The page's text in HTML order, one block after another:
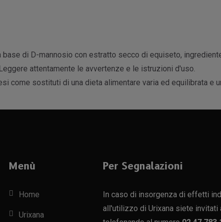
base di D-mannosio con estratto secco di equiseto,
Leggere attentamente le avvertenze e le istruzioni d'uso.
come sostituti di una dieta alimentare varia ed equilibrata e
Menù
Home
Urixana
Per Segnalazioni
In caso di insorgenza di effetti
all'utilizzo di Urixana siete